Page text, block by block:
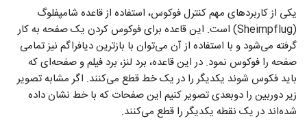
یکی از کاربردهای مهم کنترل فوکوس، ‌استفاده از قاعده شامپفلوگ
(Sheimpflug) است. این قاعده برای فوکوس کردن یک صفحه به کار
گرفته می‌شود و با استفاده از آن می‌توان با بازترین دیافراگم نیز تمامی
صفحه را فوکوس نمود. در این قاعده، برد لنز، برد فیلم و صفحه‌ای که
باید فکوس شوند یکدیگر را در یک خط قطع می‌کنند. اگر مشابه تصویر
زیر دوربین را دوبعدی تصویر کنیم این صفحات که با خط نشان داده
شده‌اند در یک نقطه یکدیگر را قطع می‌کنند.